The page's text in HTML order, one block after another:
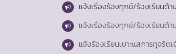
แจ้งเรื่องร้องทุกข์/ร้องเรียนด้า
แจ้งเรื่องร้องทุกข์/ร้องเรียนด้า
แจ้งร้องเรียนเบาะแสการทุจริต